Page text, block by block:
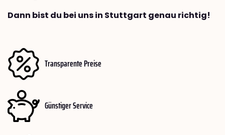
Dann bist du bei uns in Stuttgart genau richtig!
Transparente Preise
Günstiger Service